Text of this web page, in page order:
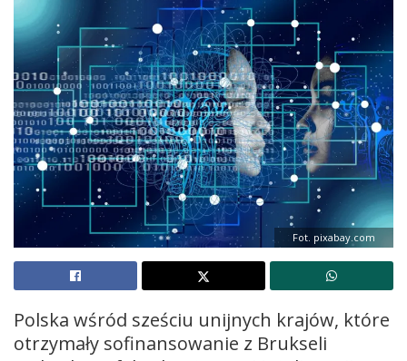
Fot. pixabay.com
Polska wśród sześciu unijnych krajów, które
otrzymały sofinansowanie z Brukseli